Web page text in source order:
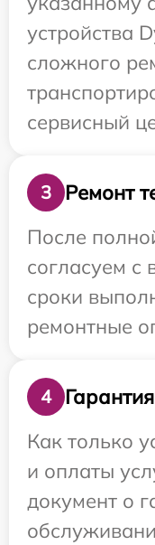
устройства
сложного
сервисный
3
Ремонт
После
согласуем с
сроки
ремонтные
4
Гарантия
Как только
и оплаты
документ о